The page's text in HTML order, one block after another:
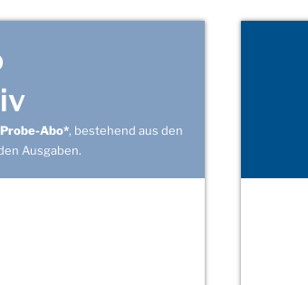
Probe-Abo*, bestehend aus den
Ausgaben.